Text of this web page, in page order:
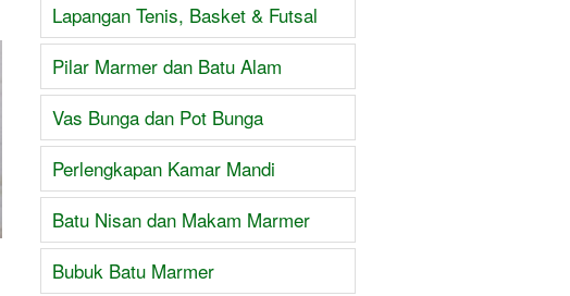
Lapangan Tenis, Basket & Futsal
Pilar Marmer dan Batu Alam
Vas Bunga dan Pot Bunga
Perlengkapan Kamar Mandi
Batu Nisan dan Makam Marmer
Bubuk Batu Marmer